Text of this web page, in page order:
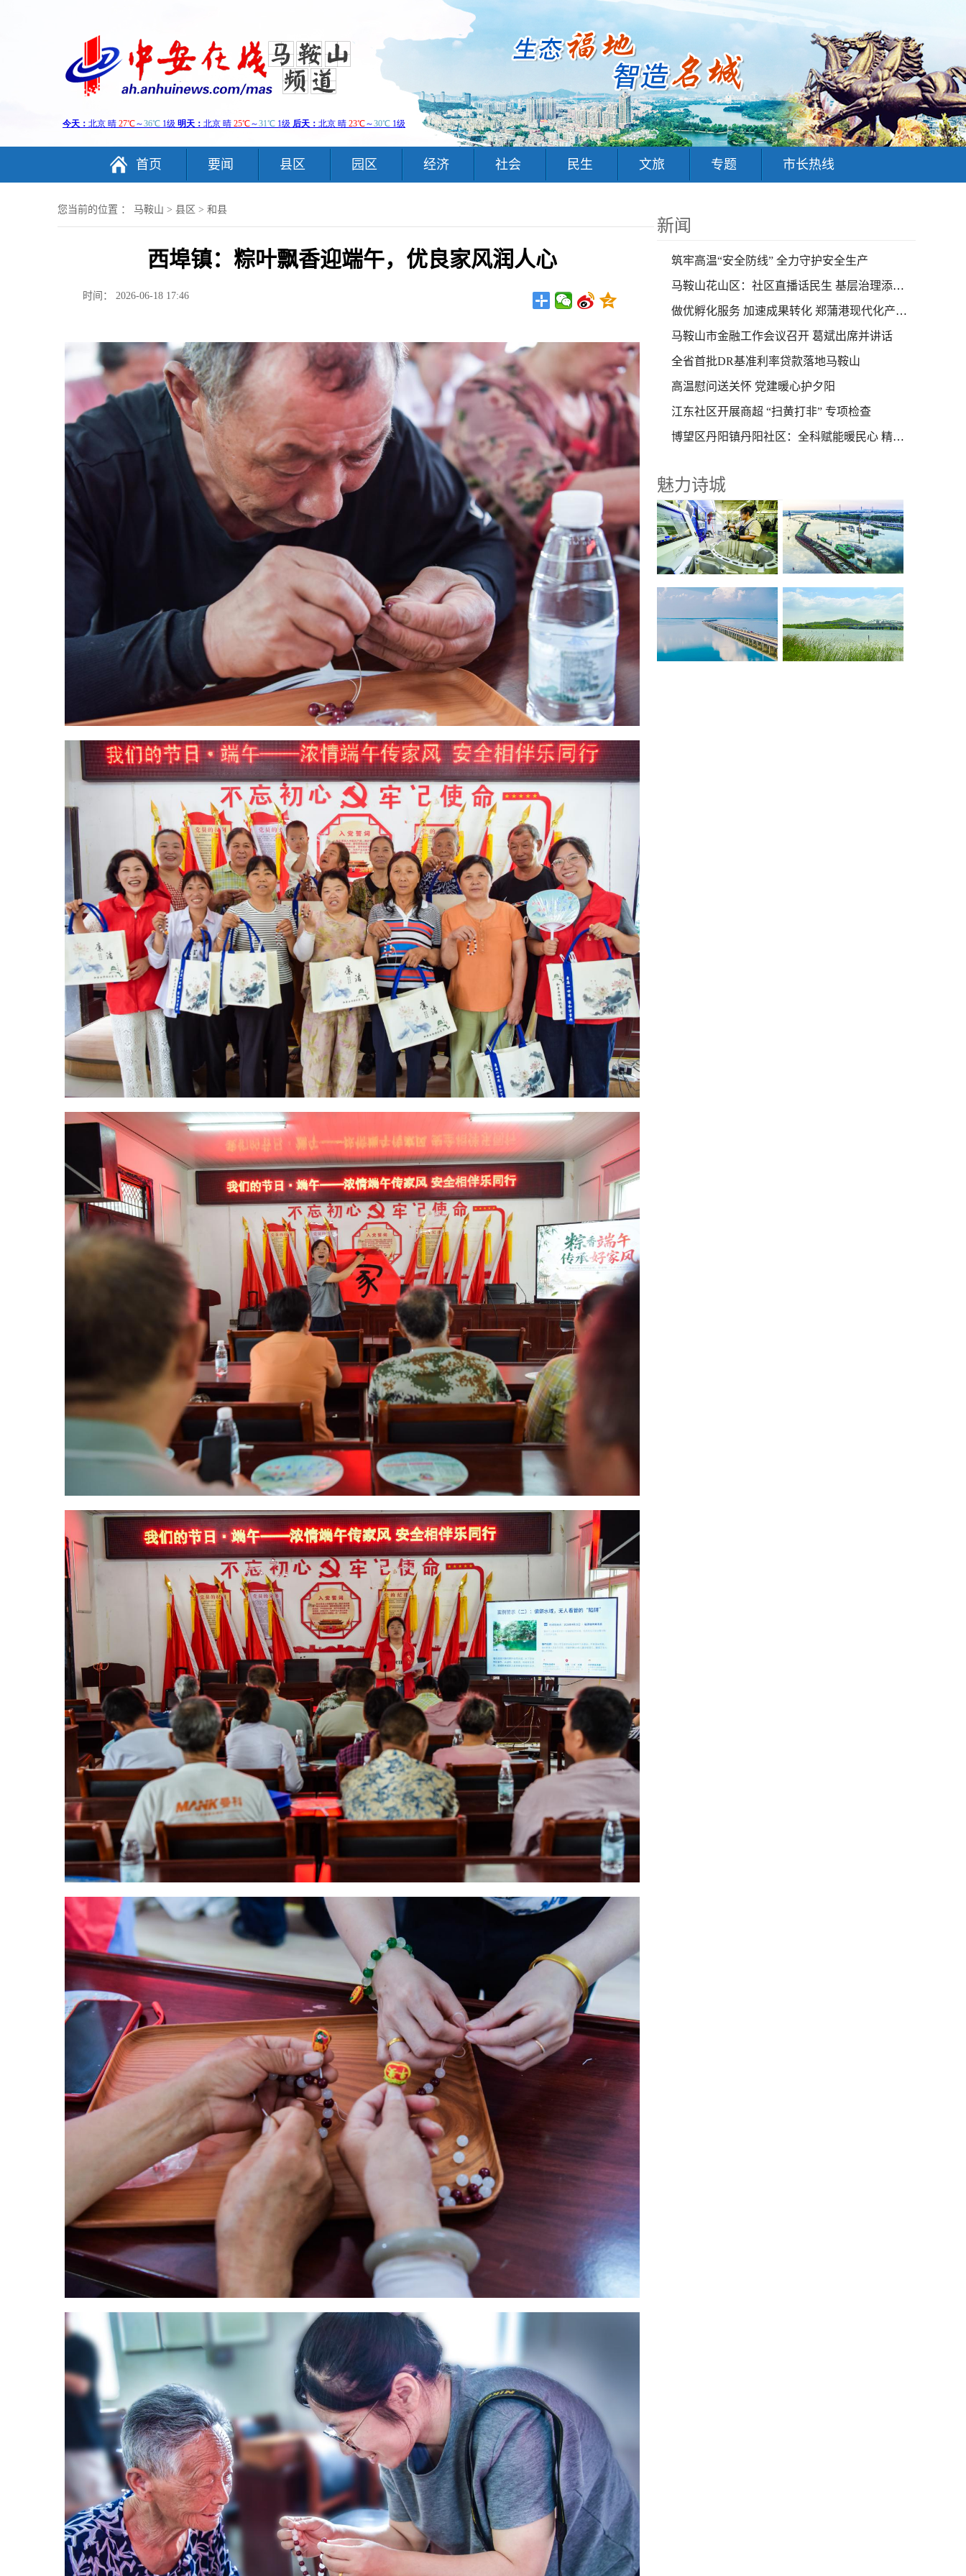
首页 要闻 县区 园区 经济 社会 民生 文旅 专题 市长热线
您当前的位置 ： 马鞍山 > 县区 > 和县
西埠镇：粽叶飘香迎端午，优良家风润人心
时间： 2026-06-18 17:46
新闻
筑牢高温“安全防线” 全力守护安全生产
马鞍山花山区：社区直播话民生 基层治理添活力
做优孵化服务 加速成果转化 郑蒲港现代化产业孵化园筑巢引凤添动能
马鞍山市金融工作会议召开 葛斌出席并讲话
全省首批DR基准利率贷款落地马鞍山
高温慰问送关怀 党建暖心护夕阳
江东社区开展商超 “扫黄打非” 专项检查
博望区丹阳镇丹阳社区：全科赋能暖民心 精准守护“一老一小”
魅力诗城